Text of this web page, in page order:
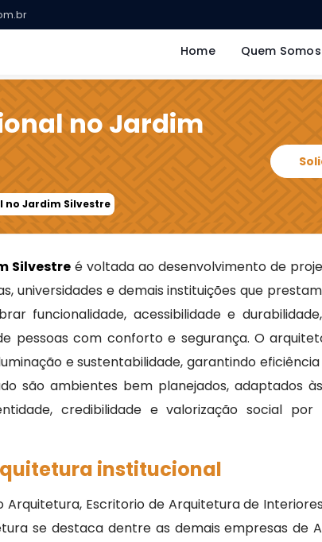
Home Quem Somos
no Jardim
Jardim Silvestre
Silvestre é voltada ao desenvolvimento de
universidades e demais instituições que
funcionalidade, acessibilidade e
pessoas com conforto e segurança. O
e sustentabilidade, garantindo
são ambientes bem planejados, adaptados
credibilidade e valorização social por
institucional
Arquitetura, Escritorio de Arquitetura de
se destaca dentre as demais empresas